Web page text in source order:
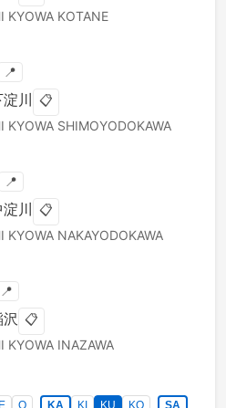
KYOWA KOTANE
📍
川 📋
KYOWA SHIMOYODOKAWA
📍
川 📋
KYOWA NAKAYODOKAWA
📍
📋
KYOWA INAZAWA
E O KA KI KU KO
SA